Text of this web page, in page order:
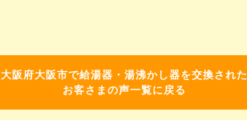
大阪府大阪市で給湯器・湯沸かし器を交換された
お客さまの声一覧に戻る